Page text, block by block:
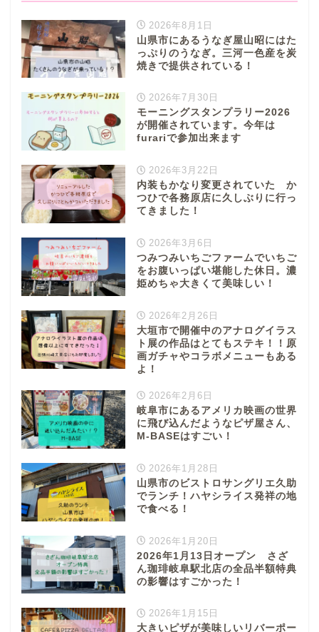
2026年8月1日
山県市にあるうなぎ屋山昭にはた
っぷりのうなぎ。三河一色産を炭
焼きで提供されている！
2026年7月30日
モーニングスタンプラリー2026
が開催されています。今年は
furariで参加出来ます
2026年3月22日
内装もかなり変更されていた か
つひで各務原店に久しぶりに行っ
てきました！
2026年3月6日
つみつみいちごファームでいちご
をお腹いっぱい堪能した休日。濃
姫めちゃ大きくて美味しい！
2026年2月26日
大垣市で開催中のアナログイラス
ト展の作品はとてもステキ！！原
画ガチャやコラボメニューもある
よ！
2026年2月6日
岐阜市にあるアメリカ映画の世界
に飛び込んだようなピザ屋さん、
M-BASEはすごい！
2026年1月28日
山県市のビストロサングリエ久助
でランチ！ハヤシライス発祥の地
で食べる！
2026年1月20日
2026年1月13日オープン さざ
ん珈琲岐阜駅北店の全品半額特典
の影響はすごかった！
2026年1月15日
大きいピザが美味しいリバーポー